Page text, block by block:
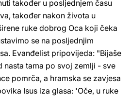
također u posljednjem času
također nakon života u
ruke dobrog Oca koji čeka
se na posljednjim
Evanđelist pripovijeda: "Bijaše
nasta tama po svoj zemlji - sve
pomrča, a hramska se zavjesa
Isus iza glasa: 'Oče, u ruke